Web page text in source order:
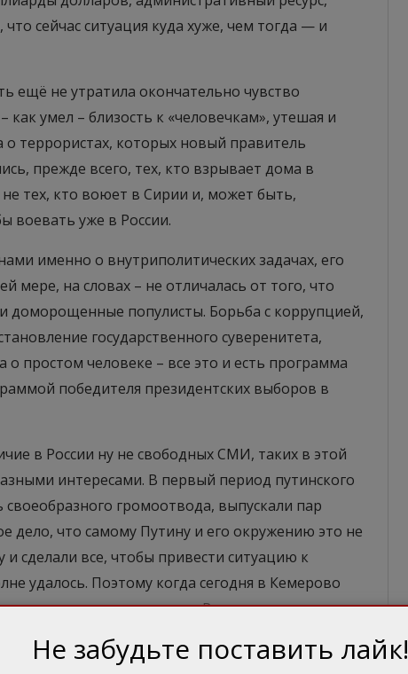
сейчас ситуация куда хуже, чем тогда — и
ещё не утратила окончательно чувство
умел – близость к «человечкам», утешая и
о террористах, которых новый правитель
прежде всего, тех, кто взрывает дома в
тех, кто воюет в Сирии и, может быть,
воевать уже в России.
именно о внутриполитических задачах, его
мере, на словах – не отличалась от того, что
доморощенные популисты. Борьба с коррупцией,
государственного суверенитета,
простом человеке – все это и есть программа
победителя президентских выборов в
в России ну не свободных СМИ, таких в этой
интересами. В первый период путинского
громоотвода, выпускали пар
дело, что самому Путину и его окружению это не
сделали все, чтобы привести ситуацию к
удалось. Поэтому когда сегодня в Кемерово
– пляшут, мало у кого в России это вызывает
Не забудьте поставить лайк!